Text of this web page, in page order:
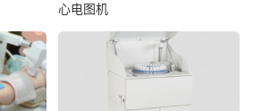
心电图机